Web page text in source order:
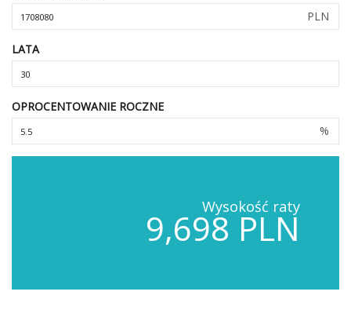
PLN
LATA
OPROCENTOWANIE ROCZNE
%
Wysokość raty
9,698 PLN